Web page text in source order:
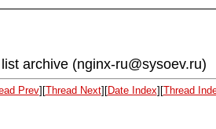
archive (nginx-ru@sysoev.ru)
Prev][Thread Next][Date Index][Thread